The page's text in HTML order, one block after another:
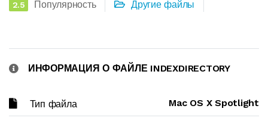
2.5 Популярность Другие файлы
ИНФОРМАЦИЯ О ФАЙЛЕ INDEXDIRECTORY
Тип файла Mac OS X Spotlight